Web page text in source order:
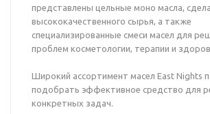
представлены цельные моно масла,
высококачественного сырья, а также
специализированные смеси масел для
проблем косметологии, терапии и
Широкий ассортимент масел East Nights
подобрать эффективное средство для
конкретных задач.